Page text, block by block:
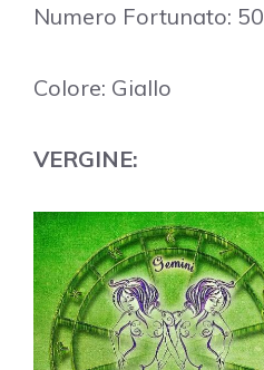
Numero Fortunato: 50
Colore: Giallo
VERGINE: